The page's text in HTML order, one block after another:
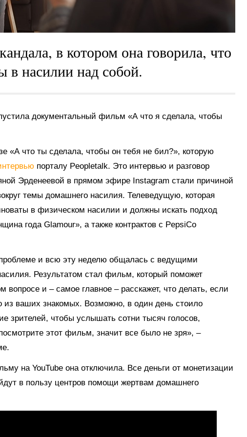
в котором она говорила, что
в насилии над собой.
документальный фильм «А что я сделала, чтобы
«А что ты сделала, чтобы он тебя не бил?», которую
порталу Peopletalk. Это интервью и разговор
Эрденеевой в прямом эфире Instagram стали причиной
темы домашнего насилия. Телеведущую, которая
в физическом насилии и должны искать подход
года Glamour», а также контрактов с PepsiCo
и всю эту неделю общалась с ведущими
Результатом стал фильм, который поможет
вопросе и – самое главное – расскажет, что делать, если
ваших знакомых. Возможно, в один день стоило
зрителей, чтобы услышать сотни тысяч голосов,
этот фильм, значит все было не зря», –
на YouTube она отключила. Все деньги от монетизации
в пользу центров помощи жертвам домашнего